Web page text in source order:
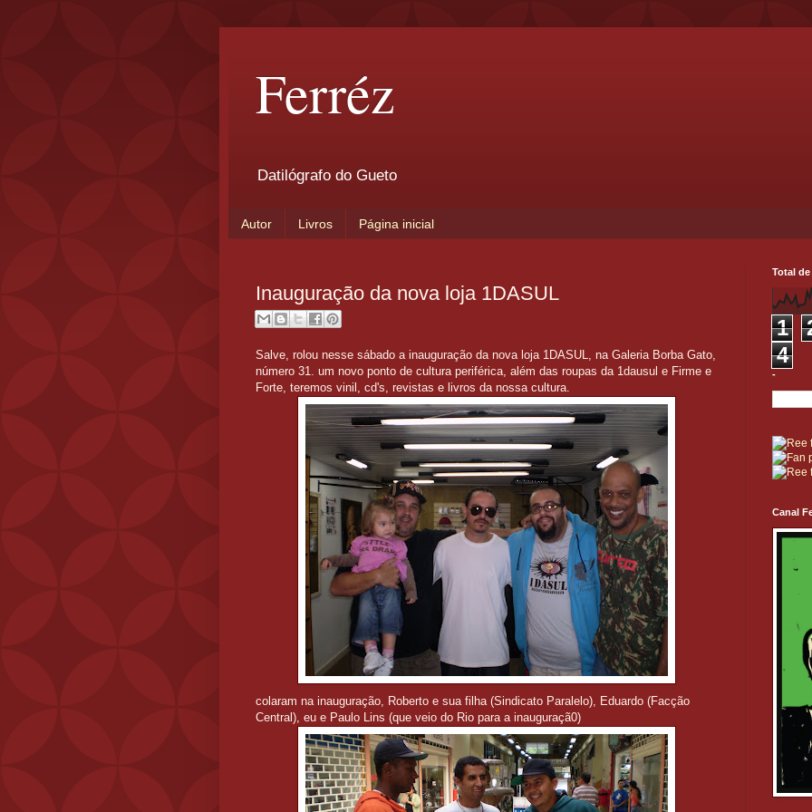
Ferréz
Datilógrafo do Gueto
Autor Livros Página inicial
Inauguração da nova loja 1DASUL
Salve, rolou nesse sábado a inauguração da nova loja 1DASUL, na Galeria Borba Gato,
número 31. um novo ponto de cultura periférica, além das roupas da 1dausul e Firme e
Forte, teremos vinil, cd's, revistas e livros da nossa cultura.
colaram na inauguração, Roberto e sua filha (Sindicato Paralelo), Eduardo (Facção
Central), eu e Paulo Lins (que veio do Rio para a inauguraçã0)
Total
1
4
-
Canal